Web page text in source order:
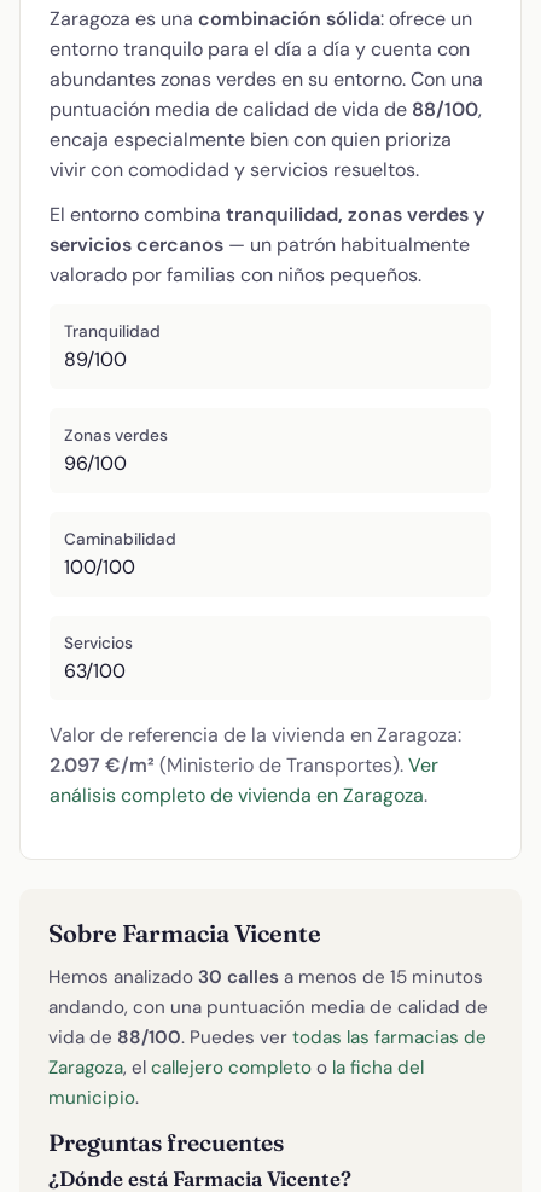
Zaragoza es una combinación sólida: ofrece un
entorno tranquilo para el día a día y cuenta con
abundantes zonas verdes en su entorno. Con una
puntuación media de calidad de vida de 88/100,
encaja especialmente bien con quien prioriza
vivir con comodidad y servicios resueltos.
El entorno combina tranquilidad, zonas verdes y
servicios cercanos — un patrón habitualmente
valorado por familias con niños pequeños.
Tranquilidad
89/100
Zonas verdes
96/100
Caminabilidad
100/100
Servicios
63/100
Valor de referencia de la vivienda en Zaragoza:
2.097 €/m² (Ministerio de Transportes).Ver
análisis completo de vivienda en Zaragoza.
Sobre Farmacia Vicente
Hemos analizado 30 calles a menos de 15 minutos
andando, con una puntuación media de calidad de
vida de 88/100. Puedes ver todas las farmacias de
Zaragoza, el callejero completo o la ficha del
municipio.
Preguntas frecuentes
¿Dónde está Farmacia Vicente?